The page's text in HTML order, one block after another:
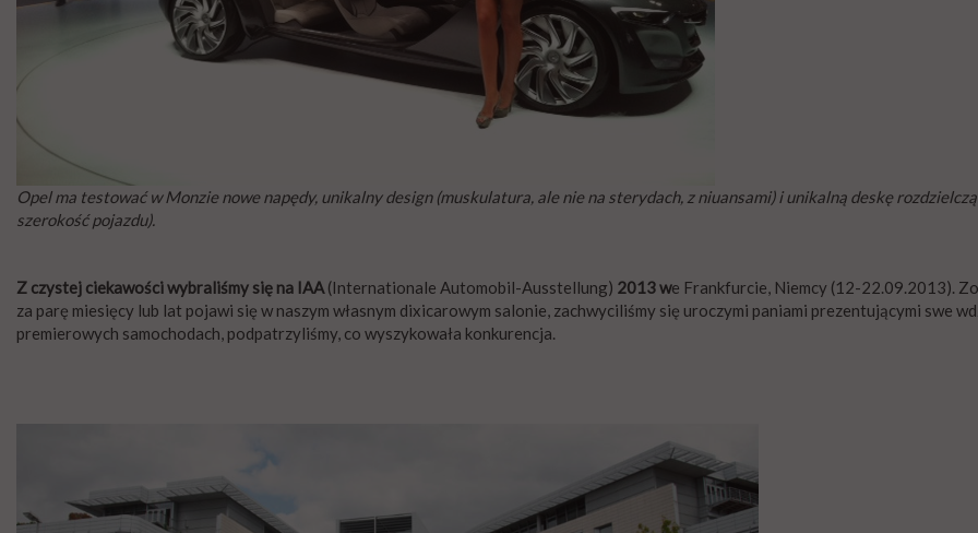
Opel ma testować w Monzie nowe napędy, unikalny design (muskulatura, ale nie na sterydach, z niuansami) i unikalną deskę rozdzielczą
szerokość pojazdu).
Z czystej ciekawości wybraliśmy się na IAA (Internationale Automobil-Ausstellung) 2013 we Frankfurcie, Niemcy (12-22.09.2013).
za parę miesięcy lub lat pojawi się w naszym własnym dixicarowym salonie, zachwyciliśmy się uroczymi paniami prezentującymi swe
premierowych samochodach, podpatrzyliśmy, co wyszykowała konkurencja.